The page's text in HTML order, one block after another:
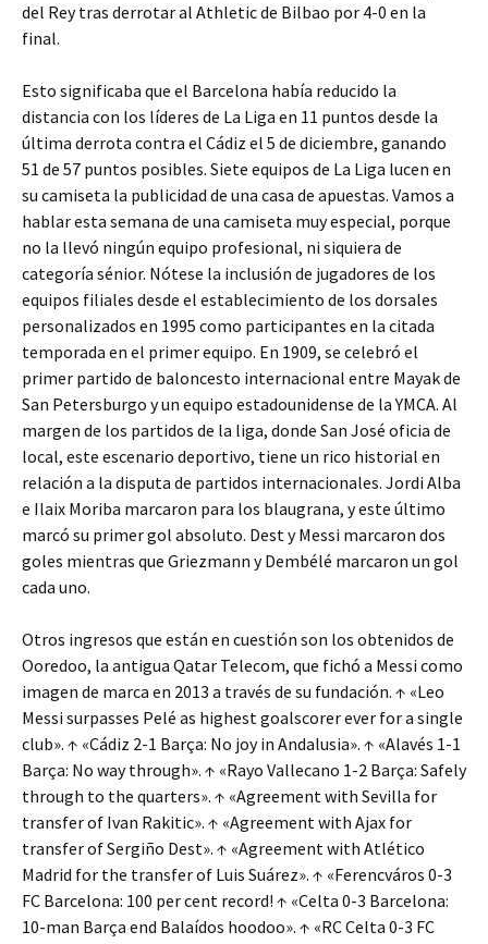
del Rey tras derrotar al Athletic de Bilbao por 4-0 en la
final.
Esto significaba que el Barcelona había reducido la
distancia con los líderes de La Liga en 11 puntos desde la
última derrota contra el Cádiz el 5 de diciembre, ganando
51 de 57 puntos posibles. Siete equipos de La Liga lucen en
su camiseta la publicidad de una casa de apuestas. Vamos a
hablar esta semana de una camiseta muy especial, porque
no la llevó ningún equipo profesional, ni siquiera de
categoría sénior. Nótese la inclusión de jugadores de los
equipos filiales desde el establecimiento de los dorsales
personalizados en 1995 como participantes en la citada
temporada en el primer equipo. En 1909, se celebró el
primer partido de baloncesto internacional entre Mayak de
San Petersburgo y un equipo estadounidense de la YMCA. Al
margen de los partidos de la liga, donde San José oficia de
local, este escenario deportivo, tiene un rico historial en
relación a la disputa de partidos internacionales. Jordi Alba
e Ilaix Moriba marcaron para los blaugrana, y este último
marcó su primer gol absoluto. Dest y Messi marcaron dos
goles mientras que Griezmann y Dembélé marcaron un gol
cada uno.
Otros ingresos que están en cuestión son los obtenidos de
Ooredoo, la antigua Qatar Telecom, que fichó a Messi como
imagen de marca en 2013 a través de su fundación. ↑ «Leo
Messi surpasses Pelé as highest goalscorer ever for a single
club». ↑ «Cádiz 2-1 Barça: No joy in Andalusia». ↑ «Alavés 1-1
Barça: No way through». ↑ «Rayo Vallecano 1-2 Barça: Safely
through to the quarters». ↑ «Agreement with Sevilla for
transfer of Ivan Rakitic». ↑ «Agreement with Ajax for
transfer of Sergiño Dest». ↑ «Agreement with Atlético
Madrid for the transfer of Luis Suárez». ↑ «Ferencváros 0-3
FC Barcelona: 100 per cent record! ↑ «Celta 0-3 Barcelona:
10-man Barça end Balaídos hoodoo». ↑ «RC Celta 0-3 FC